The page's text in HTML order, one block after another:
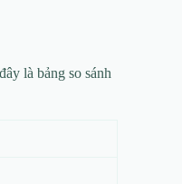
là bảng so sánh